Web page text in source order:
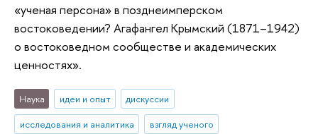
«ученая персона» в позднеимперском
востоковедении? Агафангел Крымский (1871–1942)
о востоковедном сообществе и академических
ценностях».
Наука идеи и опыт
дискуссии
исследования и аналитика
взгляд ученого